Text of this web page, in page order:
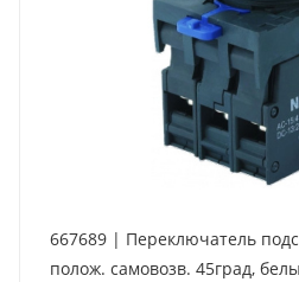
667689 | Переключатель
полож. самовозв. 45град,